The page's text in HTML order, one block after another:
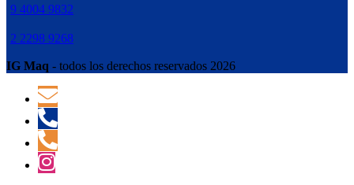
9 4004 9832
2 2298 9268
IG Maq - todos los derechos reservados 2026